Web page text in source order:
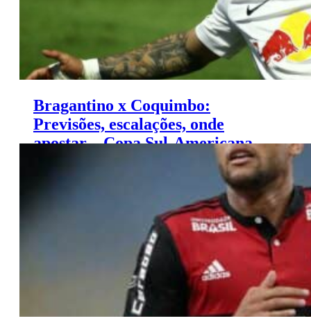
Bragantino x Coquimbo:
Previsões, escalações, onde
apostar – Copa Sul-Americana